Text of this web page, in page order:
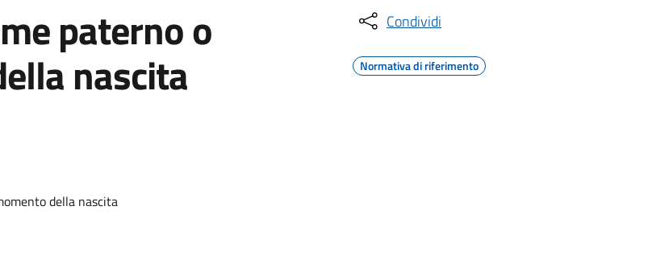
paterno o
nascita
della nascita
Condividi
Normativa di riferimento